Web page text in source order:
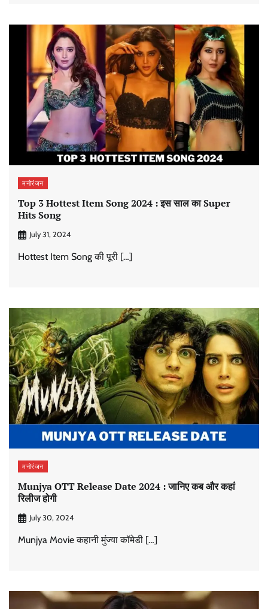
मनोरंजन
Top 3 Hottest Item Song 2024 : इस साल का Super
Hits Song
July 31, 2024
Hottest Item Song की पूरी […]
मनोरंजन
Munjya OTT Release Date 2024 : जानिए कब और कहां
रिलीज होगी
July 30, 2024
Munjya Movie कहानी मुंज्या कॉमेडी […]